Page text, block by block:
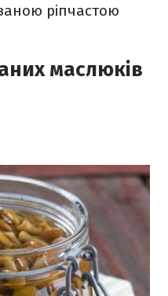
ріпчастою
маслюків